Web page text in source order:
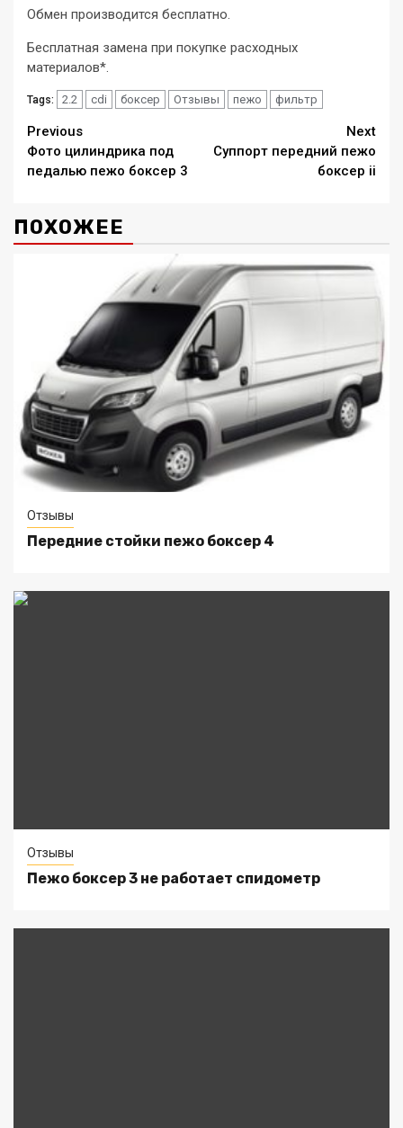
Обмен производится бесплатно.
Бесплатная замена при покупке расходных
материалов*.
Tags: 2.2 cdi боксер Отзывы пежо фильтр
Continue
Reading
Previous
Фото цилиндрика под
педалью пежо боксер 3
Next
Суппорт передний пежо
боксер ii
ПОХОЖЕЕ
Отзывы
Передние стойки пежо боксер 4
Отзывы
Пежо боксер 3 не работает спидометр